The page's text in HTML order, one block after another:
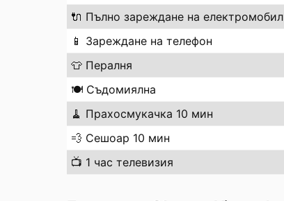
🔌 Пълно зареждане на електромобил
📱 Зареждане на телефон
👕 Пералня
🍽️ Съдомиялна
🧹 Прахосмукачка 10 мин
💨 Сешоар 10 мин
📺 1 час телевизия